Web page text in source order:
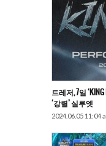
트레저, 7일
‘강렬’ 실루엣
2024.06.05 11:04